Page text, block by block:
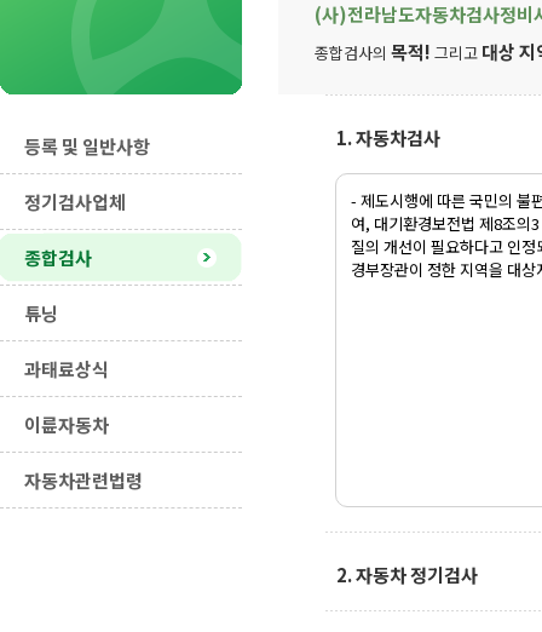
등록 및 일반사항
정기검사업체
종합검사
튜닝
과태료상식
이륜자동차
자동차관련법령
(사)전라남도자동차검사정비
종합검사의 목적! 그리고 대상
1. 자동차검사
- 제도시행에 따른 국민의 불
여, 대기환경보전법 제8조의
질의 개선이 필요하다고 인
경부장관이 정한 지역을 대
2. 자동차 정기검사